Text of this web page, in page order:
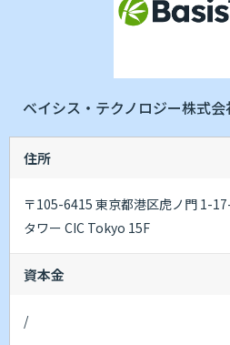
ベイシス・テクノロジー株式会
住所
〒105-6415 東京都港区虎ノ門 1-
タワー CIC Tokyo 15F
資本金
/